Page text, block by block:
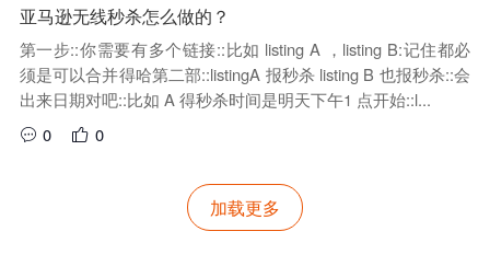
亚马逊无线秒杀怎么做的？
第一步::你需要有多个链接::比如 listing A ，listing B:记住都必
须是可以合并得哈第二部::listingA 报秒杀 listing B 也报秒杀::会
出来日期对吧::比如 A 得秒杀时间是明天下午1 点开始::l...
0
0
加载更多